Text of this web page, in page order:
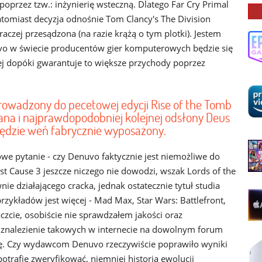
tzw.: inżynierię wsteczną. Dlatego Far Cry Primal
decyzja odnośnie Tom Clancy's The Division
przesądzona (na razie krążą o tym plotki). Jestem
w świecie producentów gier komputerowych będzie się
dopóki gwarantuje to większe przychody poprzez
do pecetowej edycji Rise of the Tomb
i najprawdopodobniej kolejnej odsłony Deus
weń fabrycznie wyposażony.
pytanie - czy Denuvo faktycznie jest niemożliwe do
Cause 3 jeszcze niczego nie dowodzi, wszak Lords of the
działającego cracka, jednak ostatecznie tytuł studia
jest więcej - Mad Max, Star Wars: Battlefront,
osobiście nie sprawdzałem jakości oraz
takowych w internecie na dowolnym forum
Czy wydawcom Denuvo rzeczywiście poprawiło wyniki
zweryfikować, niemniej historia ewolucji